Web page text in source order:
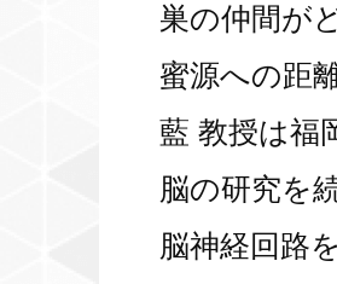
巣の仲間が
蜜源への距
藍 教授は福
脳の研究を
脳神経回路